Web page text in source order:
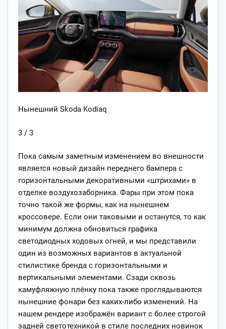
Нынешний Skoda Kodiaq
3 / 3
Пока самым заметным изменением во внешности
является новый дизайн переднего бампера с
горизонтальными декоративными «штрихами» в
отделке воздухозаборника. Фары при этом пока
точно такой же формы, как на нынешнем
кроссовере. Если они таковыми и останутся, то как
минимум должна обновиться графика
светодиодных ходовых огней, и мы представили
один из возможных вариантов в актуальной
стилистике бренда с горизонтальными и
вертикальными элементами. Сзади сквозь
камуфляжную плёнку пока также проглядываются
нынешние фонари без каких-либо изменений. На
нашем рендере изображён вариант с более строгой
задней светотехникой в стиле последних новинок